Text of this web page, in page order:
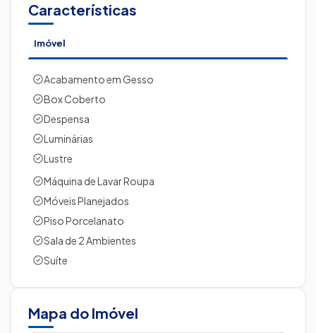
Características
Imóvel
Acabamento em Gesso
Box Coberto
Despensa
Luminárias
Lustre
Máquina de Lavar Roupa
Móveis Planejados
Piso Porcelanato
Sala de 2 Ambientes
Suíte
Mapa do Imóvel